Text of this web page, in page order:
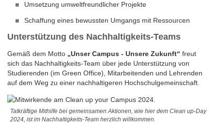
Umsetzung umweltfreundlicher Projekte
Schaffung eines bewussten Umgangs mit Ressourcen
Unterstützung des Nachhaltigkeits-Teams
Gemäß dem Motto „Unser Campus - Unsere Zukunft“ freut
sich das Nachhaltigkeits-Team über jede Unterstützung von
Studierenden (im Green Office), Mitarbeitenden und Lehrenden
auf dem Weg zu einer nachhaltigeren Hochschulgemeinschaft.
Tatkräftige Mithilfe bei gemeinsamen Aktionen, wie hier dem Clean up-Day
2024, ist im Nachhaltigkeits-Team herzlich willkommen.